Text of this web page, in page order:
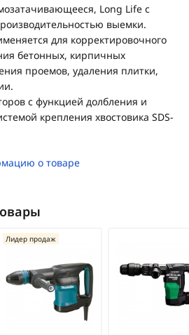
Long Life с
выемки.
для корректировочного
бетонных, кирпичных
проемов, удаления плитки,
с функцией долбления и
крепления хвостовика SDS-
о товаре
Лидер продаж